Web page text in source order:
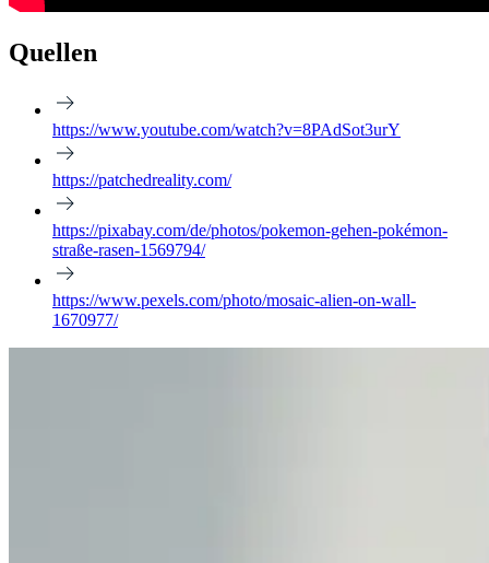
Quellen
https://www.youtube.com/watch?v=8PAdSot3urY
https://patchedreality.com/
https://pixabay.com/de/photos/pokemon-gehen-pokémon-
straße-rasen-1569794/
https://www.pexels.com/photo/mosaic-alien-on-wall-
1670977/